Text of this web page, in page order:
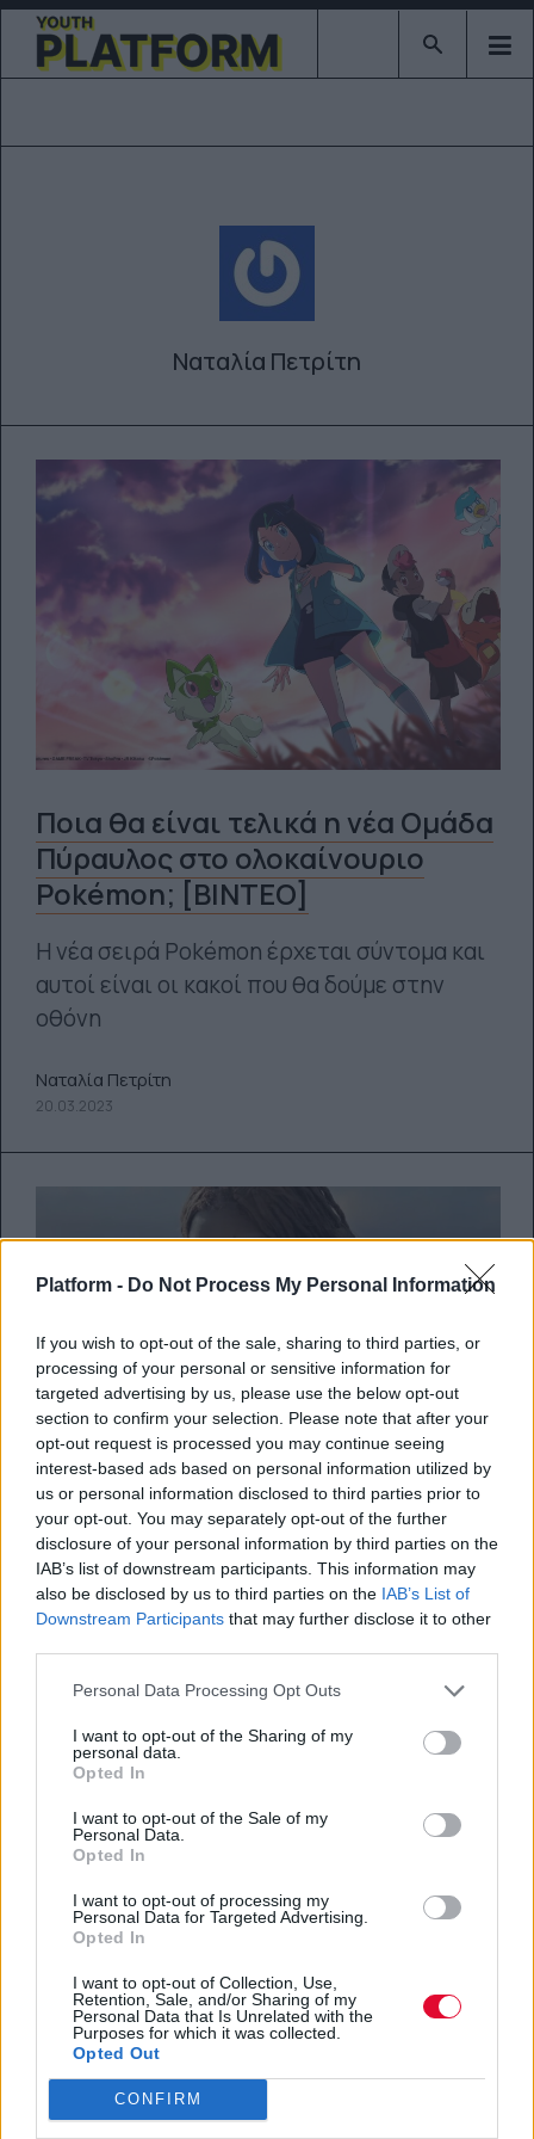
Platform - Do Not Process My Personal Information
If you wish to opt-out of the sale, sharing to third parties, or
processing of your personal or sensitive information for
targeted advertising by us, please use the below opt-out
section to confirm your selection. Please note that after your
opt-out request is processed you may continue seeing
interest-based ads based on personal information utilized by
us or personal information disclosed to third parties prior to
your opt-out. You may separately opt-out of the further
disclosure of your personal information by third parties on the
IAB’s list of downstream participants. This information may
also be disclosed by us to third parties on the IAB’s List of
Downstream Participants that may further disclose it to other
Personal Data Processing Opt Outs
I want to opt-out of the Sharing of my
personal data.
Opted In
I want to opt-out of the Sale of my
Personal Data.
Opted In
I want to opt-out of processing my
Personal Data for Targeted Advertising.
Opted In
I want to opt-out of Collection, Use,
Retention, Sale, and/or Sharing of my
Personal Data that Is Unrelated with the
Purposes for which it was collected.
Opted Out
CONFIRM
Type 2 or
Ναταλία Πετρίτη
Ποια θα είναι τελικά η νέα Ομάδα
Πύραυλος στο ολοκαίνουριο
Pokémon; [ΒΙΝΤΕΟ]
Η νέα σειρά Pokémon έρχεται σύντομα και
αυτοί είναι οι κακοί που θα δούμε στην
οθόνη
Ναταλία Πετρίτη
20.03.2023
Κυκλοφόρησε το trailer του
πολυαναμενόμενου Little
Mermaid
Το trailer έκανε το ντεμπούτο του τη βραδιά
των Oscars
Ναταλία Πετρίτη
13.03.2023